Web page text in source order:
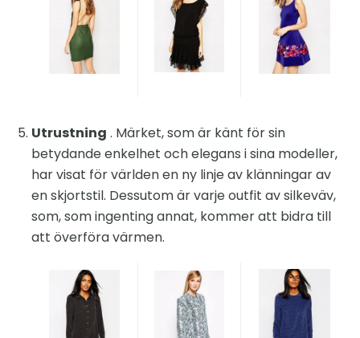
Utrustning . Märket, som är känt för sin
betydande enkelhet och elegans i sina modeller,
har visat för världen en ny linje av klänningar av
en skjortstil. Dessutom är varje outfit av silkeväv,
som, som ingenting annat, kommer att bidra till
att överföra värmen.